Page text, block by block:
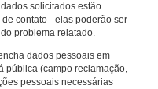
solicitados estão
contato - elas poderão ser
problema relatado.
dados pessoais em
pública (campo reclamação,
pessoais necessárias